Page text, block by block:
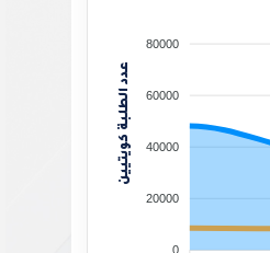
80000
60000
40000
20000
0
عدد الطلبة كويتيين